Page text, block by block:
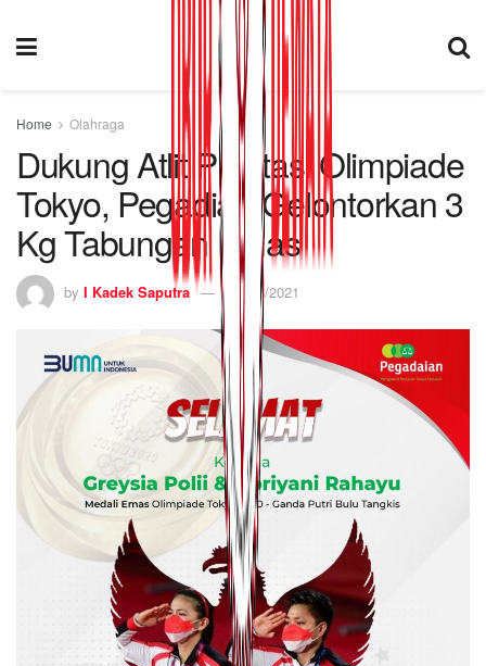
Home Olahraga
Dukung Atlit Prestasi Olimpiade
Tokyo, Pegadian Gelontorkan 3
Kg Tabungan Emas
by I Kadek Saputra 04/08/2021